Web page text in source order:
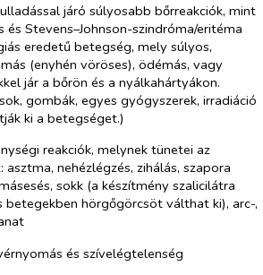
járó súlyosabb bőrreakciók, mint
és Stevens–Johnson-szindróma/eritéma
eredetű betegség, mely súlyos,
(enyhén vöröses), ödémás, vagy
jár a bőrön és a nyálkahártyákon.
gombák, egyes gyógyszerek, irradiáció
ki a betegséget.)
reakciók, melynek tünetei az
nehézlégzés, zihálás, szapora
sokk (a készítmény szalicilátra
betegekben hörgőgörcsöt válthat ki), arc-,
és szívelégtelenség